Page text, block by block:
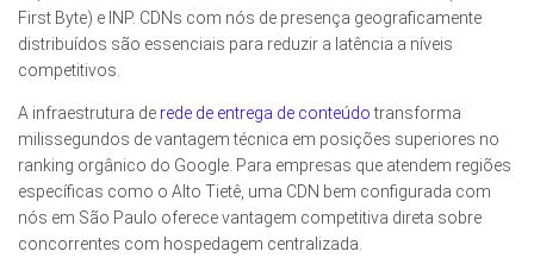
First Byte) e INP. CDNs com nós de presença geograficamente
distribuídos são essenciais para reduzir a latência a níveis
competitivos.
A infraestrutura de rede de entrega de conteúdotransforma
milissegundos de vantagem técnica em posições superiores no
ranking orgânico do Google. Para empresas que atendem regiões
específicas como o Alto Tietê, uma CDN bem configurada com
nós em São Paulo oferece vantagem competitiva direta sobre
concorrentes com hospedagem centralizada.